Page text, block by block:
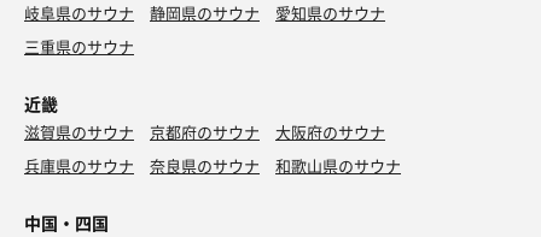
岐阜県のサウナ 静岡県のサウナ
愛知県のサウナ
三重県のサウナ
近畿
滋賀県のサウナ 京都府のサウナ
大阪府のサウナ
兵庫県のサウナ
奈良県のサウナ 和歌山県のサウナ
中国・四国